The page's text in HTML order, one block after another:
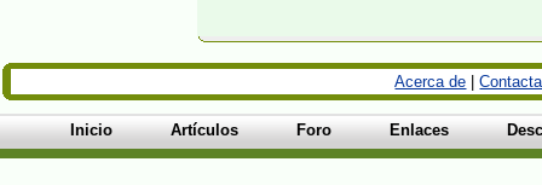
Acerca de |
Inicio Artículos Foro Enlaces